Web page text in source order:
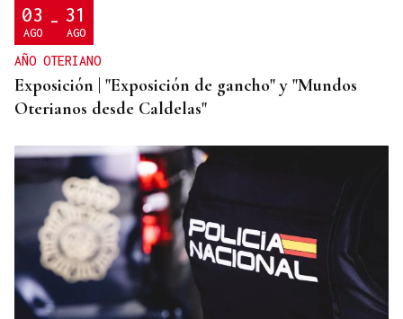
03
AGO - 31
AGO
AÑO OTERIANO
Exposición | "Exposición de gancho" y "Mundos
Oterianos desde Caldelas"